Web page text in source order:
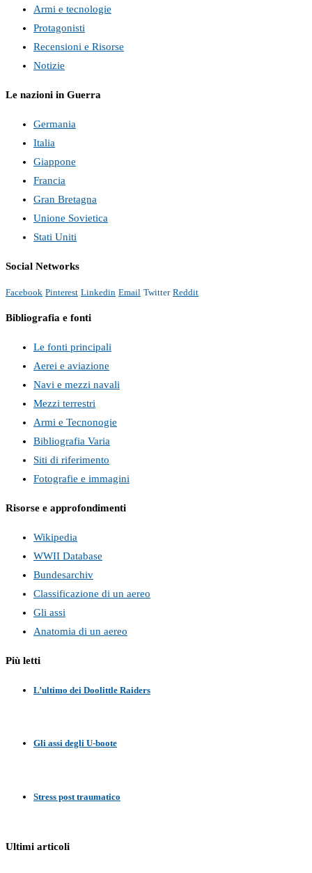
Armi e tecnologie
Protagonisti
Recensioni e Risorse
Notizie
Le nazioni in Guerra
Germania
Italia
Giappone
Francia
Gran Bretagna
Unione Sovietica
Stati Uniti
Social Networks
Facebook Pinterest Linkedin Email Twitter Reddit
Bibliografia e fonti
Le fonti principali
Aerei e aviazione
Navi e mezzi navali
Mezzi terrestri
Armi e Tecnonogie
Bibliografia Varia
Siti di riferimento
Fotografie e immagini
Risorse e approfondimenti
Wikipedia
WWII Database
Bundesarchiv
Classificazione di un aereo
Gli assi
Anatomia di un aereo
Più letti
L’ultimo dei Doolittle Raiders
Gli assi degli U-boote
Stress post traumatico
Ultimi articoli